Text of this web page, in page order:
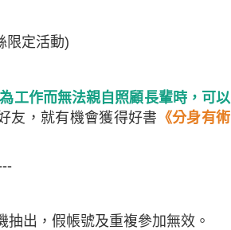
限定活動)
工作而無法親自照顧長輩時，可以
友，就有機會獲得好書 《分身有術
出，假帳號及重複參加無效。